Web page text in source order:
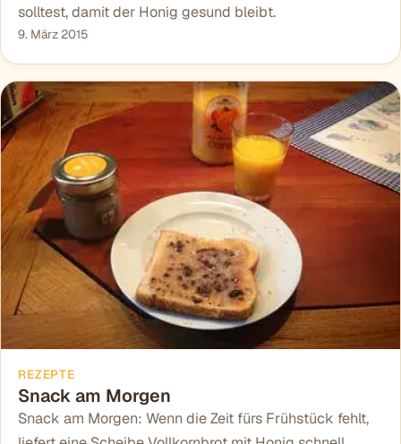
solltest, damit der Honig gesund bleibt.
9. März 2015
REZEPTE
Snack am Morgen
Snack am Morgen: Wenn die Zeit fürs Frühstück fehlt,